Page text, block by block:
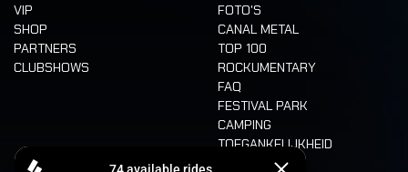
VIP
SHOP
PARTNERS
CLUBSHOWS
FOTO'S
CANAL METAL
TOP 100
ROCKUMENTARY
FAQ
FESTIVAL PARK
CAMPING
TOEGANKELIJKHEID
CASHLESS